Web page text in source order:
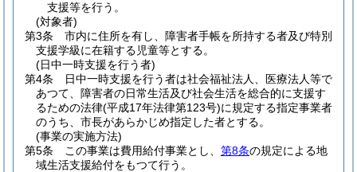
支援等を行う。
(対象者)
第3条
市内に住所を有し、障害者手帳を所持する者及び特別
支援学級に在籍する児童等とする。
(日中一時支援を行う者)
第4条
日中一時支援を行う者は社会福祉法人、医療法人等で
あつて、障害者の日常生活及び社会生活を総合的に支援す
るための法律(平成17年法律第123号)に規定する指定事業者
のうち、市長があらかじめ指定した者とする。
(事業の実施方法)
第5条
この事業は費用給付事業とし、 第8条の規定による地
域生活支援給付をもつて行う。